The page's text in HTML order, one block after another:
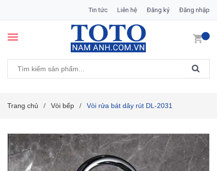
Tin tức Liên hệ Đăng ký Đăng nhập
Trang chủ / Vòi bếp / Vòi rửa bát dây rút DL-2031